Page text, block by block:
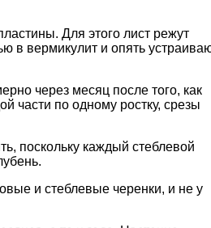
Для этого лист режут
в вермикулит и опять
через месяц после того, как
части по одному ростку, срезы
поскольку каждый стеблевой
и стеблевые черенки, и не у